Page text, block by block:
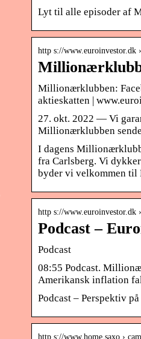
Lyt til alle episoder af
http s://www.euroinvestor.dk
Millionærklubben:
aktieskatten |
27. okt. 2022 — Vi
Millionærklubben
I dagens
fra Carlsberg. Vi
byder vi velkommen til
http s://www.euroinvestor.dk
Podcast –
Podcast
08:55 Podcast.
Amerikansk inflation
Podcast – Perspektiv
http s://www.home.saxo ›